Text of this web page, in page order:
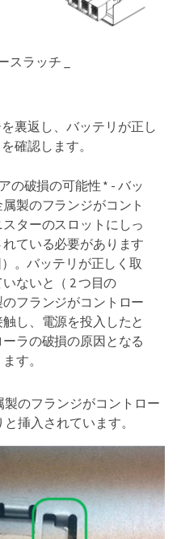
スラッチ _
裏返し、バッテリが正し
確認します。
の破損の可能性 * - バッ
製のフランジがコント
ターのスロットにしっ
ている必要があります
）。バッテリが正しく取
ないと（ 2 つ目の
フランジがコントロー
し、電源を投入したと
ラの破損の原因となる
す。
製のフランジがコントロー
挿入されています。